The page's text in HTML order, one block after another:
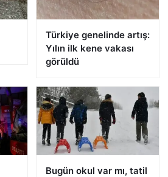
Türkiye genelinde artış:
Yılın ilk kene vakası
görüldü
Bugün okul var mı, tatil